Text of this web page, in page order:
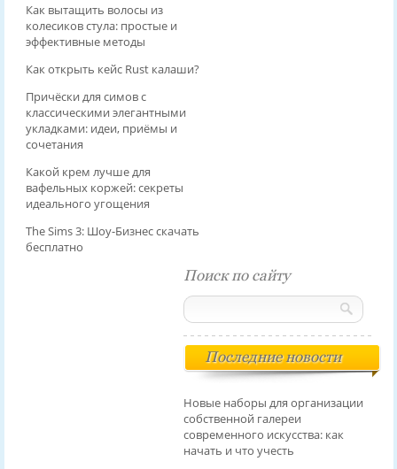
Как вытащить волосы из
колесиков стула: простые и
эффективные методы
Как открыть кейс Rust калаши?
Причёски для симов с
классическими элегантными
укладками: идеи, приёмы и
сочетания
Какой крем лучше для
вафельных коржей: секреты
идеального угощения
The Sims 3: Шоу-Бизнес скачать
бесплатно
Поиск по сайту
Последние новости
Новые наборы для организации
собственной галереи
современного искусства: как
начать и что учесть